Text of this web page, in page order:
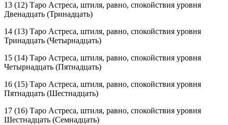
13 (12) Таро Астреса, штиля, равно, спокойствия уровня
Двенадцать (Тринадцать)
14 (13) Таро Астреса, штиля, равно, спокойствия уровня
Тринадцать (Четырнадцать)
15 (14) Таро Астреса, штиля, равно, спокойствия уровня
Четырнадцать (Пятнадцать)
16 (15) Таро Астреса, штиля, равно, спокойствия уровня
Пятнадцать (Шестнадцать)
17 (16) Таро Астреса, штиля, равно, спокойствия уровня
Шестнадцать (Семнадцать)